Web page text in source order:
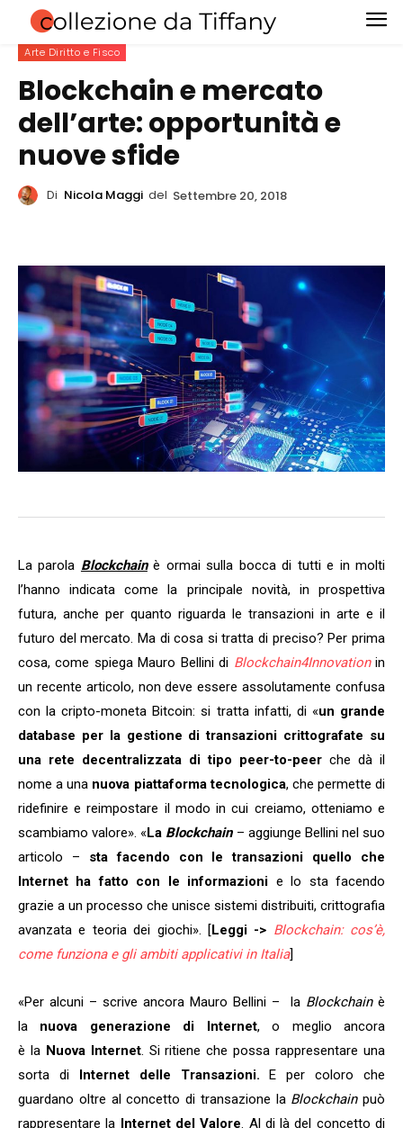
Arte Diritto e Fisco
Blockchain e mercato
dell’arte: opportunità e
nuove sfide
Di Nicola Maggi del Settembre 20, 2018
La parola Blockchainè ormai sulla bocca di tutti e in molti
l’hanno indicata come la principale novità, in prospettiva
futura, anche per quanto riguarda le transazioni in arte e il
futuro del mercato. Ma di cosa si tratta di preciso? Per prima
cosa, come spiega Mauro Bellini di Blockchain4Innovationin
un recente articolo, non deve essere assolutamente confusa
con la cripto-moneta Bitcoin: si tratta infatti, di «un grande
database per la gestione di transazioni crittografate su
una rete decentralizzata di tipo peer-to-peer che dà il
nome a una nuova piattaforma tecnologica, che permette di
ridefinire e reimpostare il modo in cui creiamo, otteniamo e
scambiamo valore». «La Blockchain– aggiunge Bellini nel suo
articolo – sta facendo con le transazioni quello che
Internet ha fatto con le informazioni e lo sta facendo
grazie a un processo che unisce sistemi distribuiti, crittografia
avanzata e teoria dei giochi». [ Leggi -> Blockchain: cos’è,
come funziona e gli ambiti applicativi in Italia]
«Per alcuni – scrive ancora Mauro Bellini – la Blockchainè
la nuova generazione di Internet, o meglio ancora
è la Nuova Internet. Si ritiene che possa rappresentare una
sorta di
Internet delle Transazioni. E per coloro che
guardano oltre al concetto di transazione la Blockchainpuò
rappresentare la
Internet del Valore. Al di là del concetto di